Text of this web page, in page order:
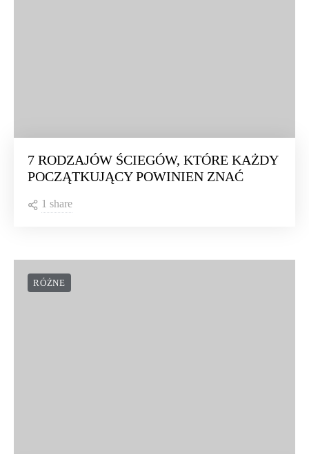
7 RODZAJÓW ŚCIEGÓW, KTÓRE KAŻDY
POCZĄTKUJĄCY POWINIEN ZNAĆ
1 share
RÓŻNE